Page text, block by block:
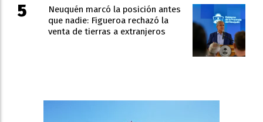
Neuquén marcó la posición antes
que nadie: Figueroa rechazó la
venta de tierras a extranjeros